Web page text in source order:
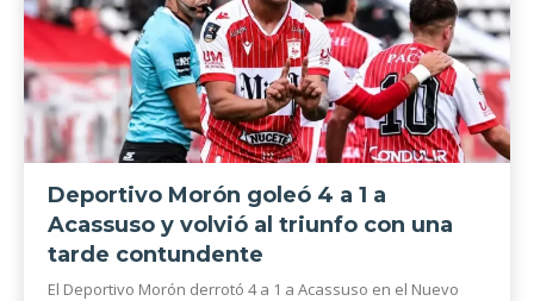
Deportivo Morón goleó 4 a 1 a
Acassuso y volvió al triunfo con una
tarde contundente
El Deportivo Morón derrotó 4 a 1 a Acassuso en el Nuevo